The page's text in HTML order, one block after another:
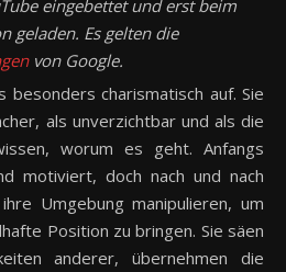
eingebettet und erst beim
geladen. Es gelten die
von Google.
charismatisch auf. Sie
als unverzichtbar und als die
worum es geht. Anfangs
motiviert, doch nach und nach
Umgebung manipulieren, um
Position zu bringen. Sie säen
anderer, übernehmen die